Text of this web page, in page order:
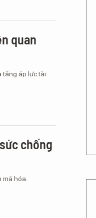
quan
tăng áp lực tài
chống
hóa.